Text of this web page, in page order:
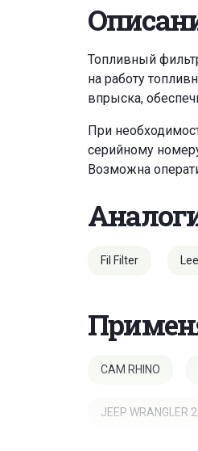
Топливный
на работу
впрыска,
При
серийному
Возможна
Fil Filter
CAM RHINO
JEEP WRANGLER